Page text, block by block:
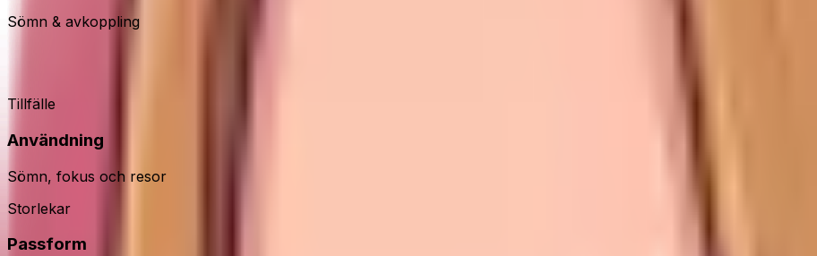
Sömn & avkoppling
Tillfälle
Användning
Sömn, fokus och resor
Storlekar
Passform